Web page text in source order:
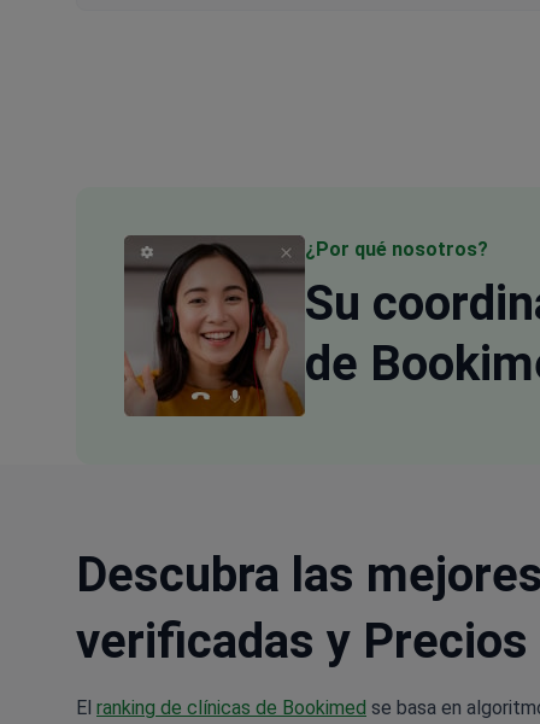
¿Por qué nosotros?
Su
de
Descubra las
verificadas y Precios
El ranking de clínicas de Bookimed se basa en